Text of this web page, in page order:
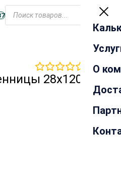
О
28х120х2000